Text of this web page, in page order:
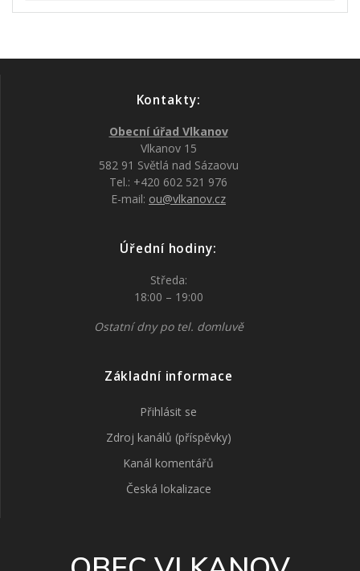
Kontakty:
Obecní úřad Vlkanov
Vlkanov 15
582 91 Světlá nad Sázaovu
Tel.: +420 602 521 976
E-mail: ou@vlkanov.cz
Úřední hodiny:
Středa:
18:00 – 19:00
Ostatní dny po tel. domluvě
Základní informace
Přihlásit se
Zdroj kanálů (příspěvky)
Kanál komentářů
Česká lokalizace